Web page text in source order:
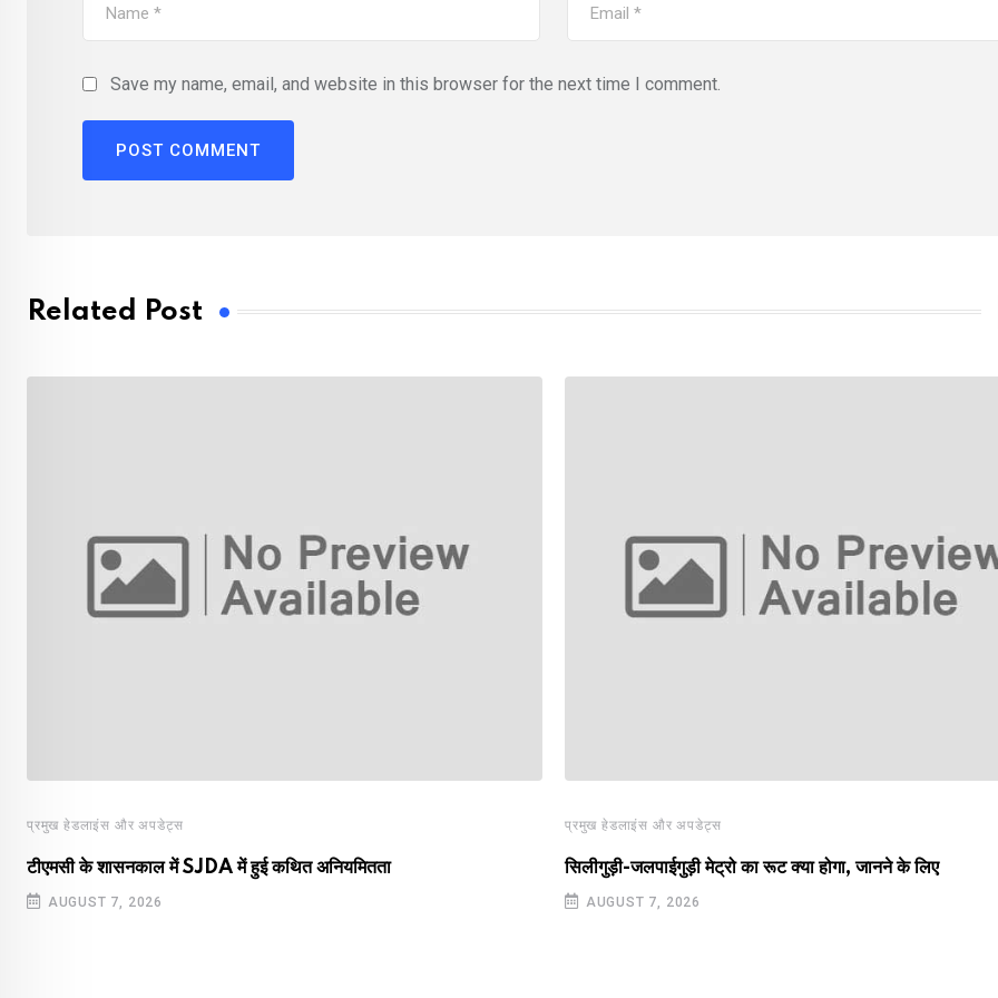
Save my name, email, and website in this browser for the next time I comment.
Related Post
प्रमुख हेडलाइंस और अपडेट्स
टीएमसी के शासनकाल में SJDA में हुई कथित अनियमितता
AUGUST 7, 2026
प्रमुख हेडलाइंस और अपडेट्स
सिलीगुड़ी-जलपाईगुड़ी मेट्रो का रूट क्या होगा, जानने के लिए
AUGUST 7, 2026